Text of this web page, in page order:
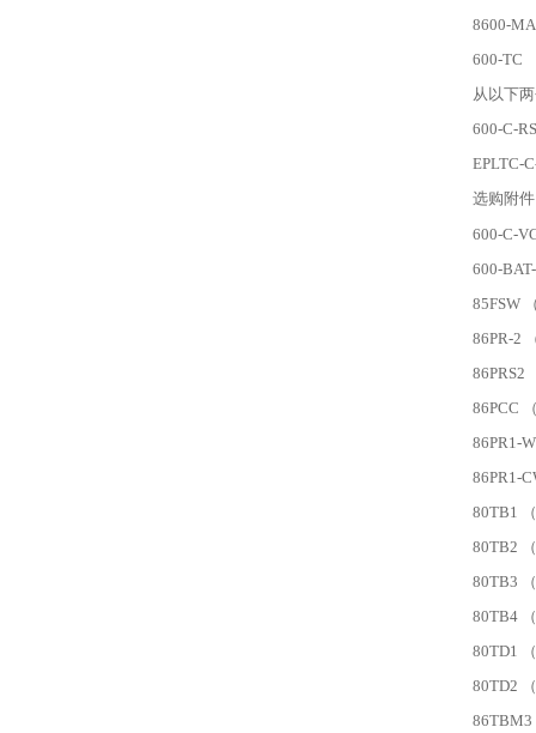
8600-
600-TC
从以下
600-C-
EPLTC-
选购附件
600-C-
600-
85FSW
86PR-2
86PRS2
86PCC
86PR1-
86PR1-
80TB1
80TB2
80TB3
80TB4
80TD1
80TD2
86TBM3